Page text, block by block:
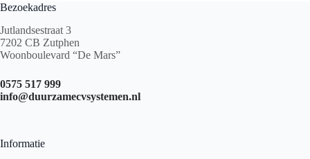
Bezoekadres
Jutlandsestraat 3
7202 CB Zutphen
Woonboulevard “De Mars”
0575 517 999
info@duurzamecvsystemen.nl
Informatie